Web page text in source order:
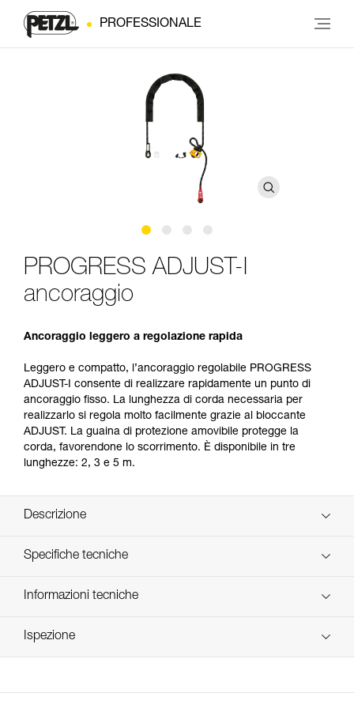
PROFESSIONALE
PROGRESS ADJUST-I
ancoraggio
Ancoraggio leggero a regolazione rapida
Leggero e compatto, l’ancoraggio regolabile PROGRESS
ADJUST-I consente di realizzare rapidamente un punto di
ancoraggio fisso. La lunghezza di corda necessaria per
realizzarlo si regola molto facilmente grazie al bloccante
ADJUST. La guaina di protezione amovibile protegge la
corda, favorendone lo scorrimento. È disponibile in tre
lunghezze: 2, 3 e 5 m.
Descrizione
Leggero e di facile utilizzo:
- regolazione molto rapida e precisa della lunghezza
- moschettonaggio facilitato, grazie all’accessorio
connettore,
consente di tenere il bloccante ADJUST in posizione
Specifiche tecniche
Materiali: alluminio, poliammide, poliestere, polietilene alta
Certificazione(i): CE EN 795, EAC, GB 30862 / B
Informazioni tecniche
Scarica il pdf technical-notice-PROGRESS-ADJUST-I-1
Adjust-I
Ispezione